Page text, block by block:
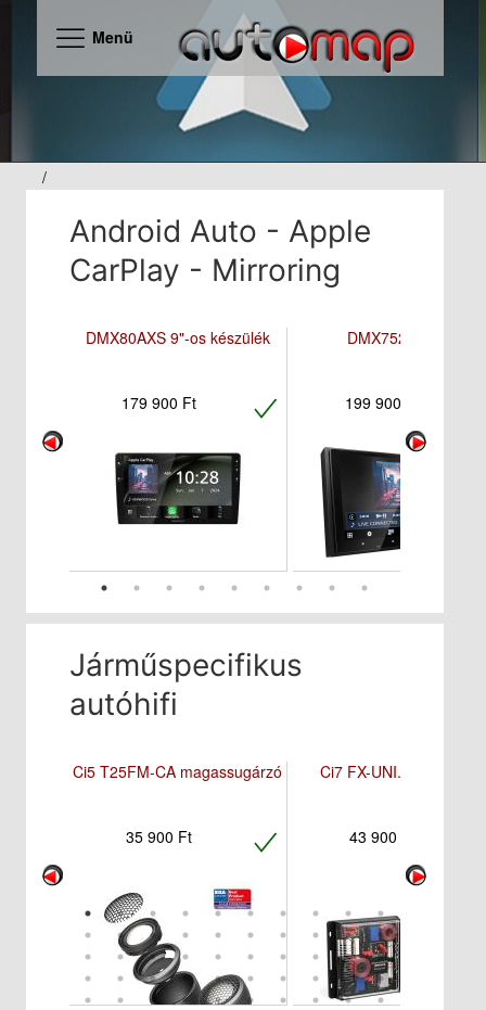
Menü
/
Android Auto - Apple
CarPlay - Mirroring
DMX80AXS 9"-os készülék
179 900 Ft
DMX7525DABS
199 900 Ft
Járműspecifikus
autóhifi
Ci5 T25FM-CA magassugárzó
35 900 Ft
Ci7 FX-UNI.2 hangváltó
43 900 Ft